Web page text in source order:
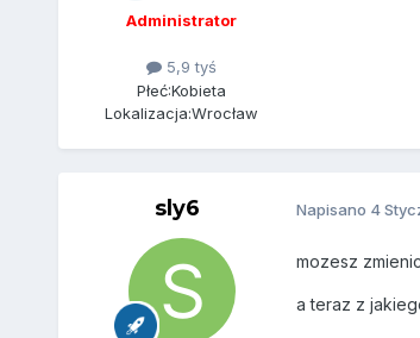
Administrator
5,9 tyś
Płeć:Kobieta
Lokalizacja:Wrocław
sly6 Napisano 4
mozesz
a teraz z